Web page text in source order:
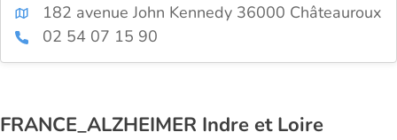
182 avenue John Kennedy 36000 Châteauroux
02 54 07 15 90
FRANCE_ALZHEIMER Indre et Loire